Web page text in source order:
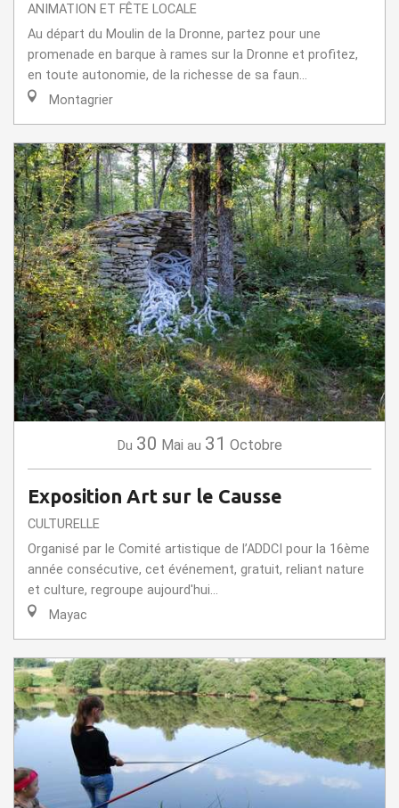
ANIMATION ET FÊTE LOCALE
Au départ du Moulin de la Dronne, partez pour une
promenade en barque à rames sur la Dronne et profitez,
en toute autonomie, de la richesse de sa faun...
Montagrier
Du 30 Mai au 31 Octobre
Exposition Art sur le Causse
CULTURELLE
Organisé par le Comité artistique de l’ADDCI pour la 16ème
année consécutive, cet événement, gratuit, reliant nature
et culture, regroupe aujourd'hui...
Mayac